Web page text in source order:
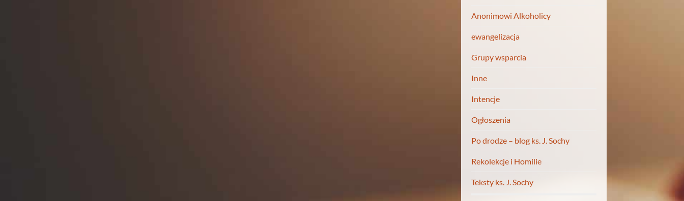
Anonimowi Alkoholicy
ewangelizacja
Grupy wsparcia
Inne
Intencje
Ogłoszenia
Po drodze – blog ks. J. Sochy
Rekolekcje i Homilie
Teksty ks. J. Sochy